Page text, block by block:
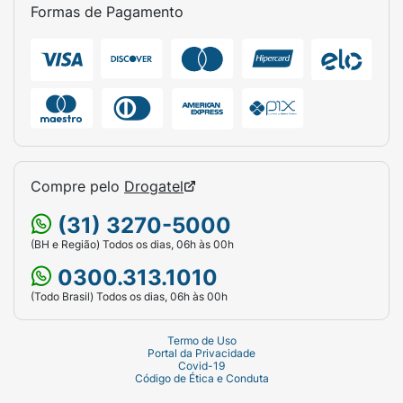
Formas de Pagamento
Compre pelo Drogatel
(31) 3270-5000
(BH e Região) Todos os dias, 06h às 00h
0300.313.1010
(Todo Brasil) Todos os dias, 06h às 00h
Termo de Uso
Portal da Privacidade
Covid-19
Código de Ética e Conduta